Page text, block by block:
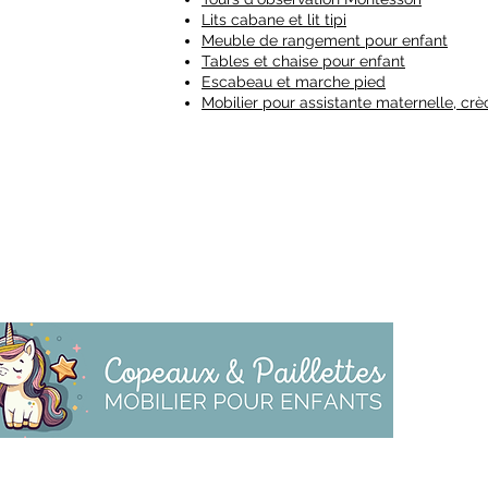
Lits cabane et lit tipi
Meuble de rangement pour enfant
Tables et chaise pour enfant
Escabeau et marche pied
Mobilier pour assistante maternelle,